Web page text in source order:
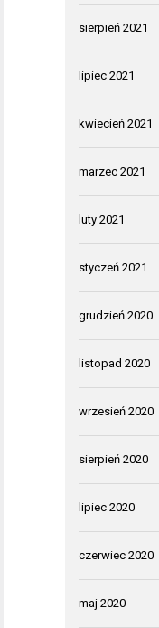
sierpień 2021
lipiec 2021
kwiecień 2021
marzec 2021
luty 2021
styczeń 2021
grudzień 2020
listopad 2020
wrzesień 2020
sierpień 2020
lipiec 2020
czerwiec 2020
maj 2020